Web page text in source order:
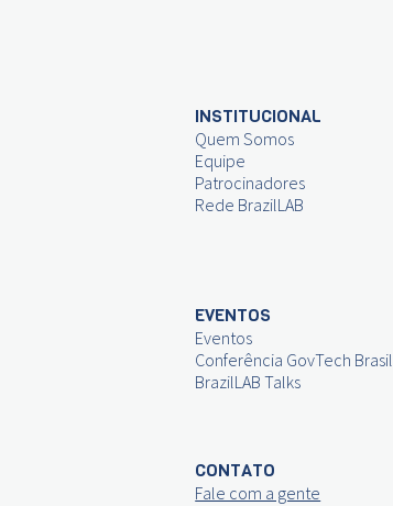
INSTITUCIONAL
Quem Somos
Equipe
Patrocinadores
Rede BrazilLAB
EVENTOS
Eventos
Conferência GovTech Brasil
BrazilLAB Talks
CONTATO
Fale com a gente